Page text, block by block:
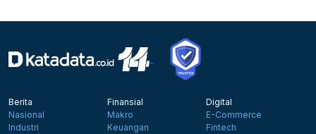
Berita
Nasional
Industri
Finansial
Makro
Keuangan
Digital
E-Commerce
Fintech